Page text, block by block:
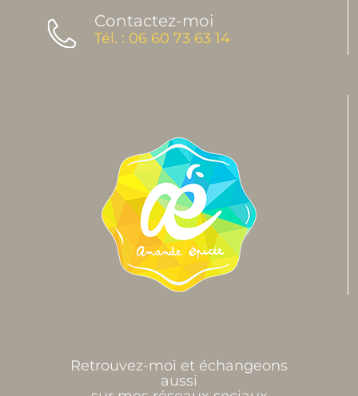
Contactez-moi
Tél. : 06 60 73 63 14
Retrouvez-moi et échangeons
aussi